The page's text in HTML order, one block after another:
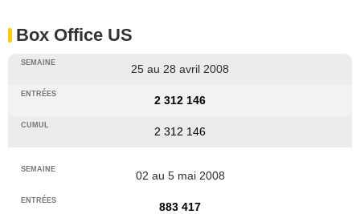
Box Office US
25 au 28 avril 2008
2 312 146
2 312 146
02 au 5 mai 2008
883 417